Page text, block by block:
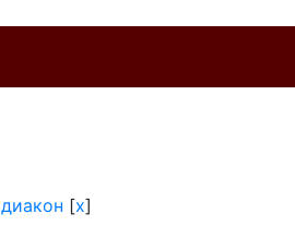
диакон [x]